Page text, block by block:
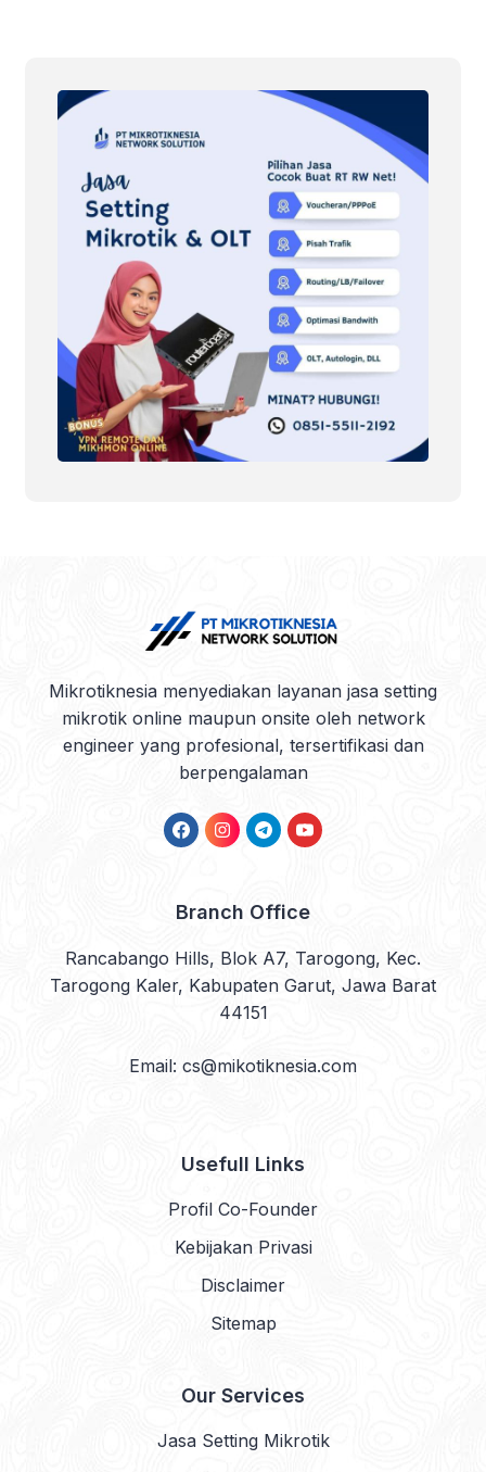
Mikrotiknesia menyediakan layanan jasa setting
mikrotik online maupun onsite oleh network
engineer yang profesional, tersertifikasi dan
berpengalaman
Branch Office
Rancabango Hills, Blok A7, Tarogong, Kec.
Tarogong Kaler, Kabupaten Garut, Jawa Barat
44151
Email: cs@mikotiknesia.com
Usefull Links
Profil Co-Founder
Kebijakan Privasi
Disclaimer
Sitemap
Our Services
Jasa Setting Mikrotik